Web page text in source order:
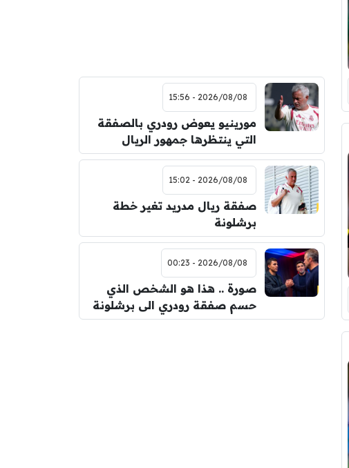
2026/08/08 - 15:56
مورينيو يعوض رودري بالصفقة
التي ينتظرها جمهور الريال
2026/08/08 - 15:02
صفقة ريال مدريد تغير خطة
برشلونة
2026/08/08 - 00:23
صورة .. هذا هو الشخص الذي
حسم صفقة رودري الى برشلونة